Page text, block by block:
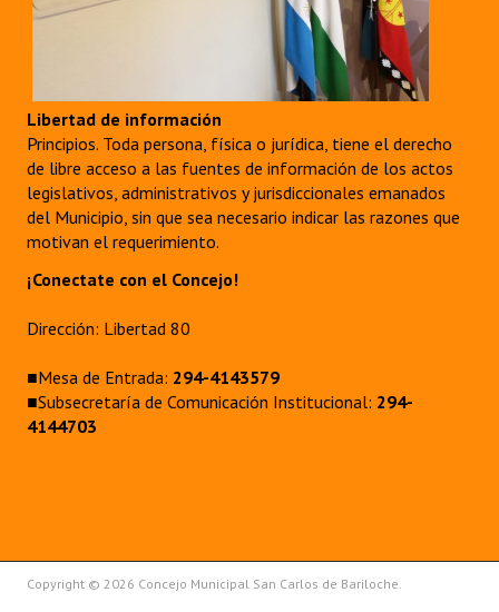
Libertad de información
Principios. Toda persona, física o jurídica, tiene el derecho
de libre acceso a las fuentes de información de los actos
legislativos, administrativos y jurisdiccionales emanados
del Municipio, sin que sea necesario indicar las razones que
motivan el requerimiento.
¡Conectate con el Concejo!
Dirección: Libertad 80
■Mesa de Entrada: 294-4143579
■Subsecretaría de Comunicación Institucional: 294-
4144703
Copyright © 2026 Concejo Municipal San Carlos de Bariloche.